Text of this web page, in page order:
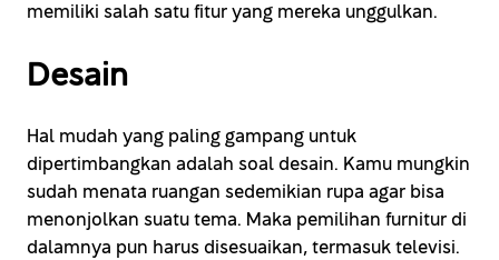
memiliki salah satu fitur yang mereka unggulkan.
Desain
Hal mudah yang paling gampang untuk
dipertimbangkan adalah soal desain. Kamu mungkin
sudah menata ruangan sedemikian rupa agar bisa
menonjolkan suatu tema. Maka pemilihan furnitur di
dalamnya pun harus disesuaikan, termasuk televisi.